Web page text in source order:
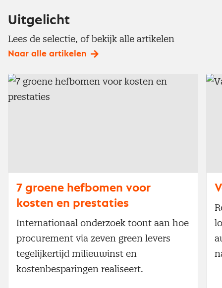
Uitgelicht
Lees de selectie, of bekijk alle artikelen
Naar alle artikelen
7 groene hefbomen voor
kosten en prestaties
Internationaal onderzoek toont aan hoe
procurement via zeven green levers
tegelijkertijd milieuwinst en
kostenbesparingen realiseert.